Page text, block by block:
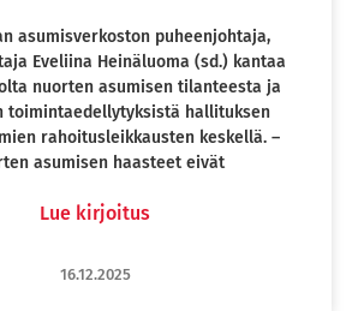
asumisverkoston puheenjohtaja,
Eveliina Heinäluoma (sd.) kantaa
nuorten asumisen tilanteesta ja
toimintaedellytyksistä hallituksen
rahoitusleikkausten keskellä. –
asumisen haasteet eivät
Lue kirjoitus
16.12.2025